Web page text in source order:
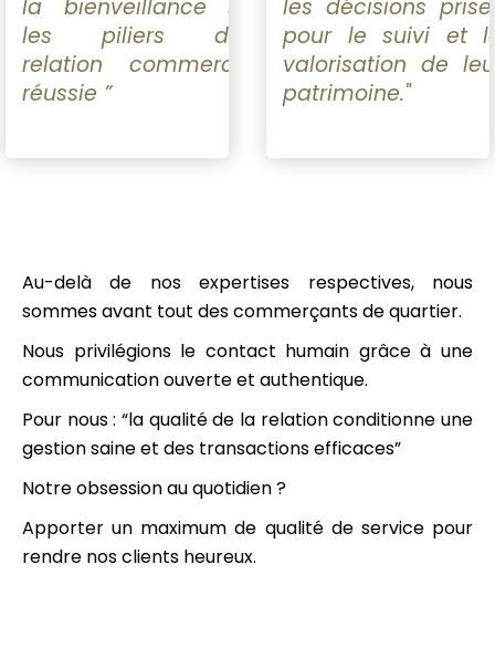
la bienveillance sont
les piliers d’une
relation commerciale
réussie ”
les décisions
pour le suivi et
valorisation de
patrimoine."
Au-delà de nos expertises respectives, nous
sommes avant tout des commerçants de quartier.
Nous privilégions le contact humain grâce à une
communication ouverte et authentique.
Pour nous : “la qualité de la relation conditionne une
gestion saine et des transactions efficaces”
Notre obsession au quotidien ?
Apporter un maximum de qualité de service pour
rendre nos clients heureux.